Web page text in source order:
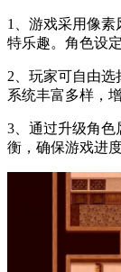
1、游戏采用像
特乐趣。角色设
2、玩家可自由
系统丰富多样，
3、通过升级角
衡，确保游戏进